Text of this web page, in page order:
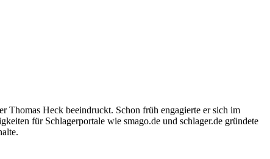
Thomas Heck beeindruckt. Schon früh engagierte er sich im
für Schlagerportale wie smago.de und schlager.de gründete